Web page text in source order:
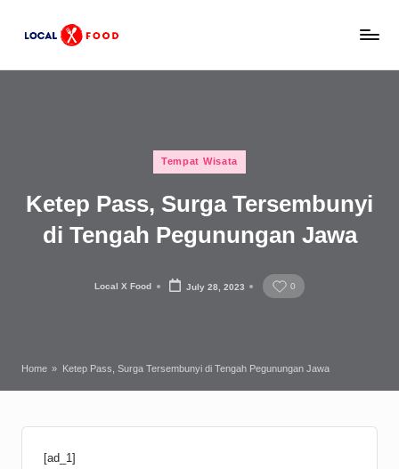
xkeluarga
Indonesia.
Posted
in
Tempat Wisata
Ketep Pass, Surga Tersembunyi
di Tengah Pegunungan Jawa
Posted
Local X Food July 28, 2023 0
Home » Ketep Pass, Surga Tersembunyi di Tengah Pegunungan Jawa
[ad_1]